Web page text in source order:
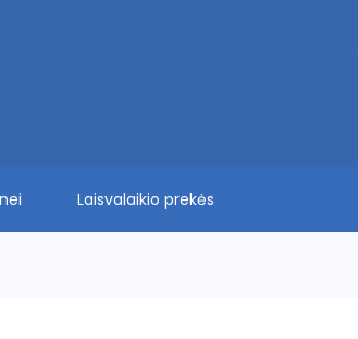
Laisvalaikio prekės